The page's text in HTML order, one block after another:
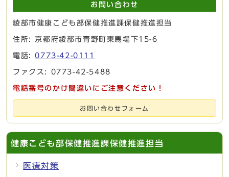
お問い合わせ
綾部市健康こども部保健推進課保健推進担当
住所: 京都府綾部市青野町東馬場下15-6
電話:0773-42-0111
ファクス: 0773-42-5488
電話番号のかけ間違いにご注意ください！
お問い合わせフォーム
健康こども部保健推進課保健推進担当
医療対策